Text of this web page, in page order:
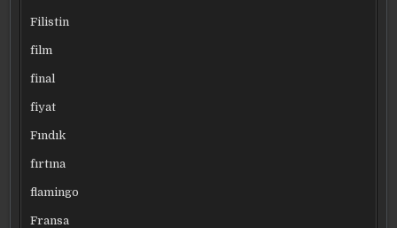
Filistin
film
final
fiyat
Fındık
fırtına
flamingo
Fransa